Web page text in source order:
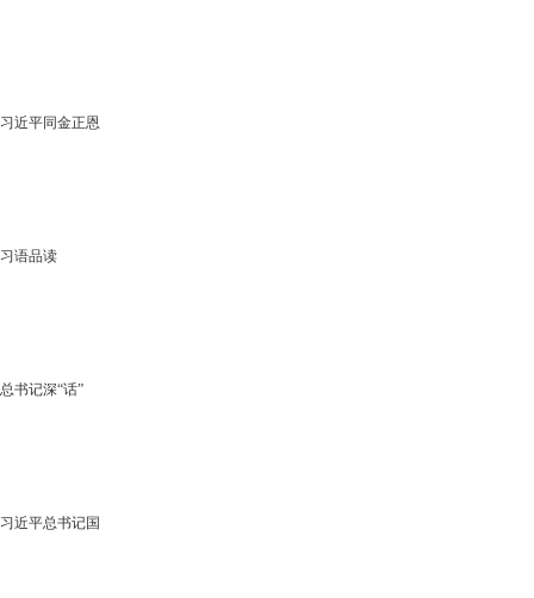
习近平同金正恩
习语品读
总书记深“话”
习近平总书记国